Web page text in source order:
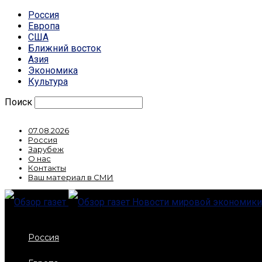
Россия
Европа
США
Ближний восток
Азия
Экономика
Культура
Поиск
07.08.2026
Россия
Зарубеж
О нас
Контакты
Ваш материал в СМИ
Новости мировой
Россия